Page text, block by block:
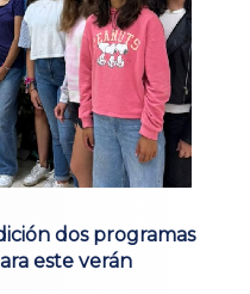
dos programas
este verán